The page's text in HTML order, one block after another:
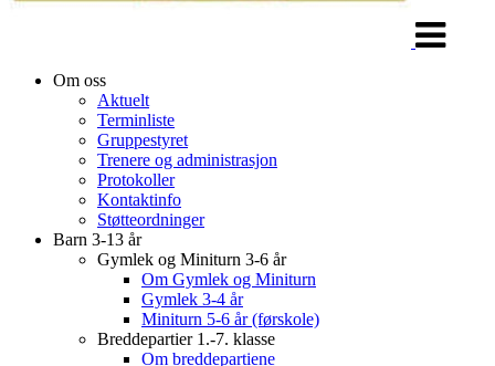
Om oss
Aktuelt
Terminliste
Gruppestyret
Trenere og administrasjon
Protokoller
Kontaktinfo
Støtteordninger
Barn 3-13 år
Gymlek og Miniturn 3-6 år
Om Gymlek og Miniturn
Gymlek 3-4 år
Miniturn 5-6 år (førskole)
Breddepartier 1.-7. klasse
Om breddepartiene